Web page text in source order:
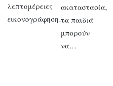
λεπτομέρειες
εικονογράφηση….
ακαταστασία,
τα παιδιά
μπορούν
να…